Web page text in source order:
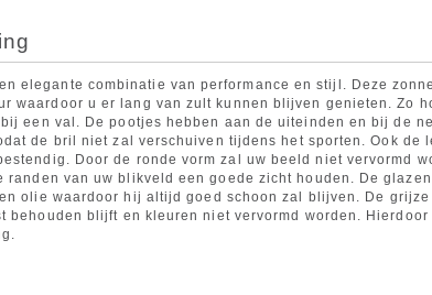
elegante combinatie van performance en stijl. Deze
waardoor u er lang van zult kunnen blijven genieten. Zo
een val. De pootjes hebben aan de uiteinden en bij de
de bril niet zal verschuiven tijdens het sporten. Ook de
Door de ronde vorm zal uw beeld niet vervormd
van uw blikveld een goede zicht houden. De
olie waardoor hij altijd goed schoon zal blijven. De
behouden blijft en kleuren niet vervormd worden. Hierdoor